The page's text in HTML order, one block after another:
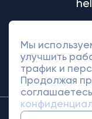
Мы
улучшить
трафик и
Продолжая